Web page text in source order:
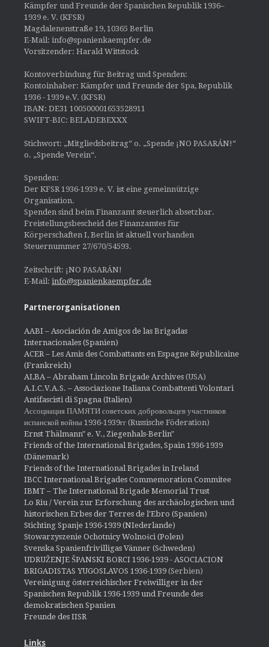
Kämpfer und Freunde der Spanischen Republik 1936–
1939 e. V. (KFSR)
Magdalenenstraße 19, 10365 Berlin
E-Mail: info@spanienkaempfer.de
Vorsitzender: Harald Wittstock
Kontoverbindung für Beitrag und Spenden:
Kontoinhaber: Kämpfer und Freunde der Spa, Republik
1936 - 1939 e.V. (KFSR)
IBAN: DE31 100500001653528911
SWIFT-BIC: BELADEBEXXX
Stichwort: „Mitgliedsbeitrag“ o. „Spende ¡NO PASARÁN!“
o. „Spende Verein“.
Spenden:
Der KFSR 1936-1939 e. V. ist eine gemeinnützige
Organisation.
Spenden sind beim Finanzamt steuerlich absetzbar.
Freistellungsbescheid des Finanzamtes für
Körperschaften I, Berlin ist aktuell vorhanden
Steuernummer 27/670/54593.
Zeitschrift: ¡NO PASARÁN!
E-Mail: info@spanienkaempfer.de
Partnerorganisationen
AABI – Asociación de Amigos de las Brigadas
Internacionales (Spanien)
ACER – Les Amis des Combattants en Espagne Républicaine
(Frankreich)
ALBA – Abraham Lincoln Brigade Archives (USA)
A.I.C.V.A.S. – Associazione Italiana Combattenti Volontari
Antifascisti di Spagna (Italien)
Ассоциация ПАМЯТИ советских добровольцев участников
испанской войны 1936-1939гг (Russische Föderation)
Ernst Thälmann" e. V., Ziegenhals-Berlin"
Friends of the International Brigades, Spain 1936-1939
(Dänemark)
Friends of the International Brigades in Ireland
IBCC International Brigades Commemoration Commitee
IBMT – The International Brigade Memorial Trust
Lo Riu / Verein zur Erforschung des archäologischen und
historischen Erbes der Terres de l'Ebro (Spanien)
Stichting Spanje 1936-1939 (NIederlande)
Stowarzyszenie Ochotnicy Wolności (Polen)
Svenska Spanienfrivilligas Vänner (Schweden)
UDRUŽENJE ŠPANSKI BORCI 1936-1939 - ASOCIACION
BRIGADISTAS YUGOSLAVOS 1936-1939 (Serbien)
Vereinigung österreichischer Freiwilliger in der
Spanischen Republik 1936-1939 und Freunde des
demokratischen Spanien
Freunde des IISR
Links